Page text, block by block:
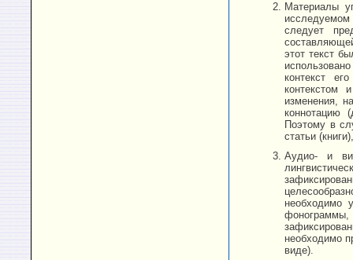
Материалы
следует
этот текст
контекст
контекстом
изменения,
коннотацию
Поэтому в
статьи
Аудио- и
необходимо
необходимо
виде).